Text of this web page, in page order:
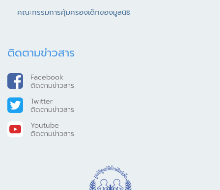
คณะกรรมการคุ้มครองเด็กของมูลนิธิ
ติดตามข่าวสาร
Facebook
ติดตามข่าวสาร
Twitter
ติดตามข่าวสาร
Youtube
ติดตามข่าวสาร